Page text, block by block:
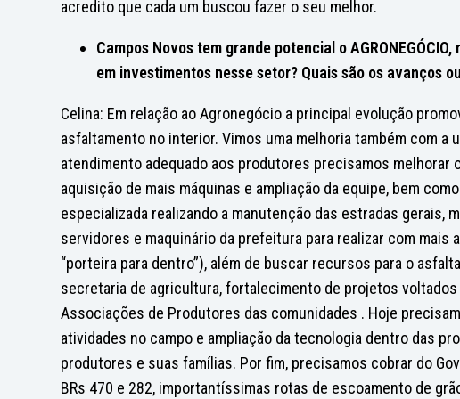
acredito que cada um buscou fazer o seu melhor.
Campos Novos tem grande potencial o
em investimentos nesse setor? Quais são os avanços
Celina: Em relação ao Agronegócio a principal evolução
asfaltamento no interior. Vimos uma melhoria também com a
atendimento adequado aos produtores precisamos melhorar
aquisição de mais máquinas e ampliação da equipe, bem
especializada realizando a manutenção das estradas gerais,
servidores e maquinário da prefeitura para realizar com mais
“porteira para dentro”), além de buscar recursos para o
secretaria de agricultura, fortalecimento de projetos
Associações de Produtores das comunidades . Hoje
atividades no campo e ampliação da tecnologia dentro das
produtores e suas famílias. Por fim, precisamos cobrar do
BRs 470 e 282, importantíssimas rotas de escoamento de